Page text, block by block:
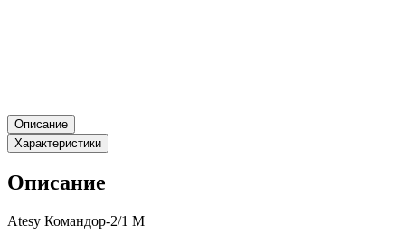
Описание
Характеристики
Описание
Atesy Командор-2/1 М